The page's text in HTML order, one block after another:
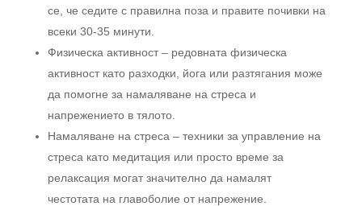
се, че седите с правилна поза и правите почивки на
всеки 30-35 минути.
Физическа активност – редовната физическа
активност като разходки, йога или разтягания може
да помогне за намаляване на стреса и
напрежението в тялото.
Намаляване на стреса – техники за управление на
стреса като медитация или просто време за
релаксация могат значително да намалят
честотата на главоболие от напрежение.